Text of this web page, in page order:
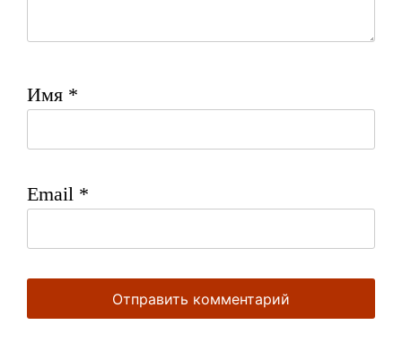
Имя *
Email *